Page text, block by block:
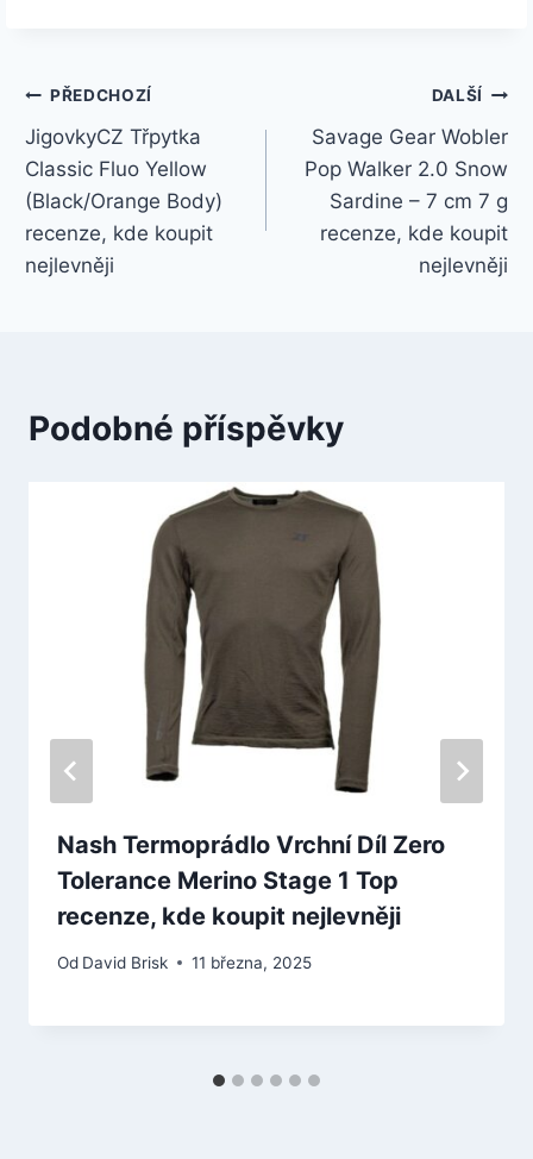
Navigace
pro
příspěvek
PŘEDCHOZÍ
JigovkyCZ Třpytka
Classic Fluo Yellow
(Black/Orange Body)
recenze, kde koupit
nejlevněji
DALŠÍ
Savage Gear Wobler
Pop Walker 2.0 Snow
Sardine – 7 cm 7 g
recenze, kde koupit
nejlevněji
Podobné příspěvky
Nash Termoprádlo Vrchní Díl Zero
Tolerance Merino Stage 1 Top
recenze, kde koupit nejlevněji
Od David Brisk 11 března, 2025